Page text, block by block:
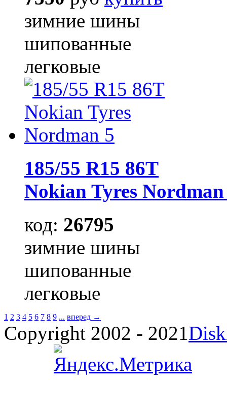
зимние шины
шипованные
легковые
185/55 R15 86T
Nokian Tyres
код: 26795
зимние шины
шипованные
легковые
1 2 3 4 5 6 7 8 9 ... вперед →
Copyright 2002 - 2021